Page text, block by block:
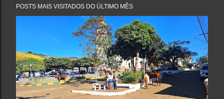
a
u
e
n
t
á
r
i
o
POSTS MAIS VISITADOS DO ÚLTIMO MÊS